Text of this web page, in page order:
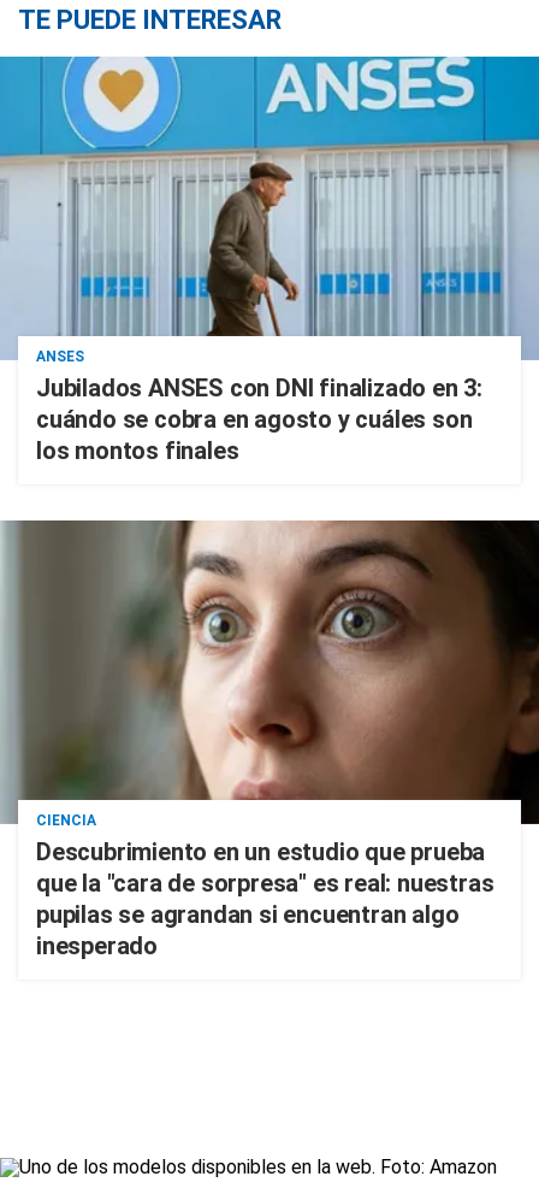
TE PUEDE INTERESAR
ANSES
Jubilados ANSES con DNI finalizado en 3:
cuándo se cobra en agosto y cuáles son
los montos finales
CIENCIA
Descubrimiento en un estudio que prueba
que la "cara de sorpresa" es real: nuestras
pupilas se agrandan si encuentran algo
inesperado